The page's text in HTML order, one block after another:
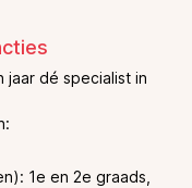
jaar dé specialist in
1e en 2e graads,